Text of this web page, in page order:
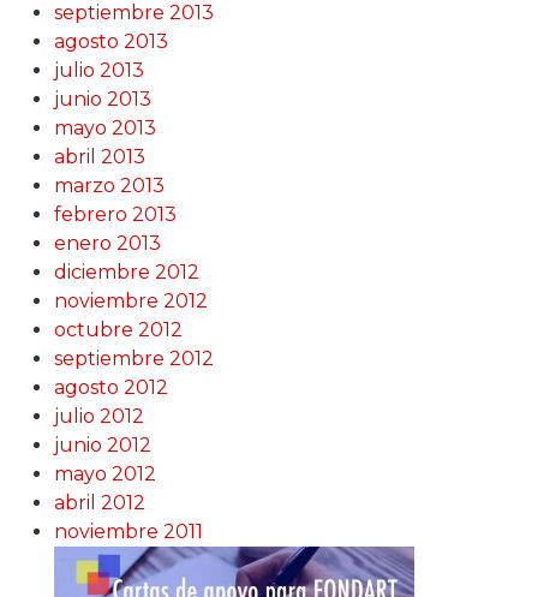
septiembre 2013
agosto 2013
julio 2013
junio 2013
mayo 2013
abril 2013
marzo 2013
febrero 2013
enero 2013
diciembre 2012
noviembre 2012
octubre 2012
septiembre 2012
agosto 2012
julio 2012
junio 2012
mayo 2012
abril 2012
noviembre 2011